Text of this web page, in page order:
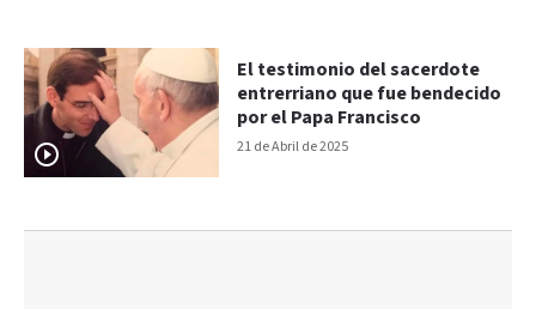
21 de Abril de 2025
El testimonio del sacerdote
entrerriano que fue bendecido
por el Papa Francisco